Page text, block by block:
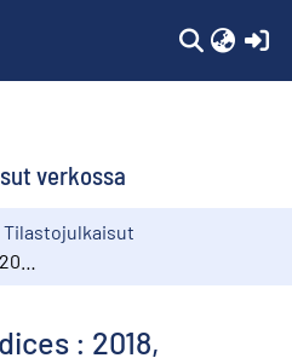
verkossa
Tilastojulkaisut
: 2018,